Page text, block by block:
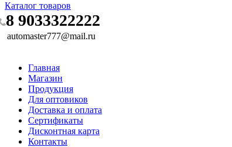
Каталог товаров
8 9033322222
automaster777@mail.ru
Главная
Магазин
Продукция
Для оптовиков
Доставка и оплата
Сертификаты
Дисконтная карта
Контакты